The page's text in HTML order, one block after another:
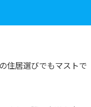
住居選びでもマストで